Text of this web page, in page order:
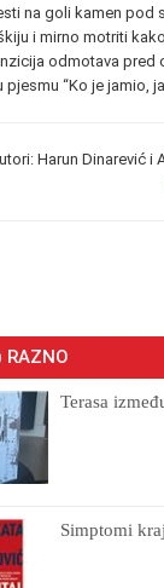
na goli kamen pod
i mirno motriti
odmotava pred
“Ko je jamio,
Harun Dinarević i
RAZNO
Terasa
Simptomi